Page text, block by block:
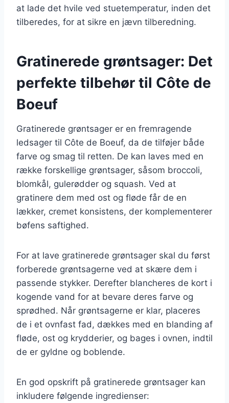
at lade det hvile ved stuetemperatur, inden det
tilberedes, for at sikre en jævn tilberedning.
Gratinerede grøntsager: Det
perfekte tilbehør til Côte de
Boeuf
Gratinerede grøntsager er en fremragende
ledsager til Côte de Boeuf, da de tilføjer både
farve og smag til retten. De kan laves med en
række forskellige grøntsager, såsom broccoli,
blomkål, gulerødder og squash. Ved at
gratinere dem med ost og fløde får de en
lækker, cremet konsistens, der komplementerer
bøfens saftighed.
For at lave gratinerede grøntsager skal du først
forberede grøntsagerne ved at skære dem i
passende stykker. Derefter blancheres de kort i
kogende vand for at bevare deres farve og
sprødhed. Når grøntsagerne er klar, placeres
de i et ovnfast fad, dækkes med en blanding af
fløde, ost og krydderier, og bages i ovnen, indtil
de er gyldne og boblende.
En god opskrift på gratinerede grøntsager kan
inkludere følgende ingredienser: